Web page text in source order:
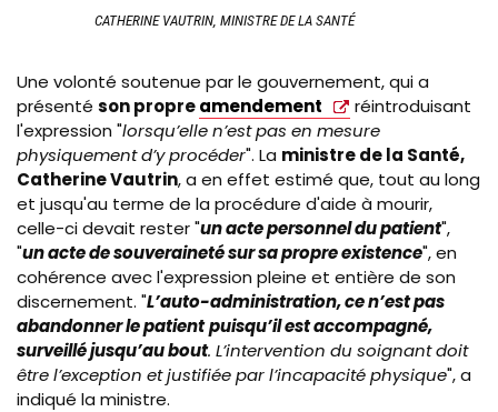
CATHERINE VAUTRIN, MINISTRE DE LA SANTÉ
Une volonté soutenue par le gouvernement, qui a
présenté son propreamendement
réintroduisant
l'expression "lorsqu’elle n’est pas en mesure
physiquement d’y procéder". La ministre de la Santé,
Catherine Vautrin, a en effet estimé que, tout au long
et jusqu'au terme de la procédure d'aide à mourir,
celle-ci devait rester "un acte personnel du patient",
"un acte de souveraineté sur sa propre existence", en
cohérence avec l'expression pleine et entière de son
discernement. "L’auto-administration, ce n’est pas
abandonner le patientpuisqu’il est accompagné,
surveillé jusqu’au bout. L’intervention du soignant doit
être l’exception et justifiée par l’incapacité physique", a
indiqué la ministre.